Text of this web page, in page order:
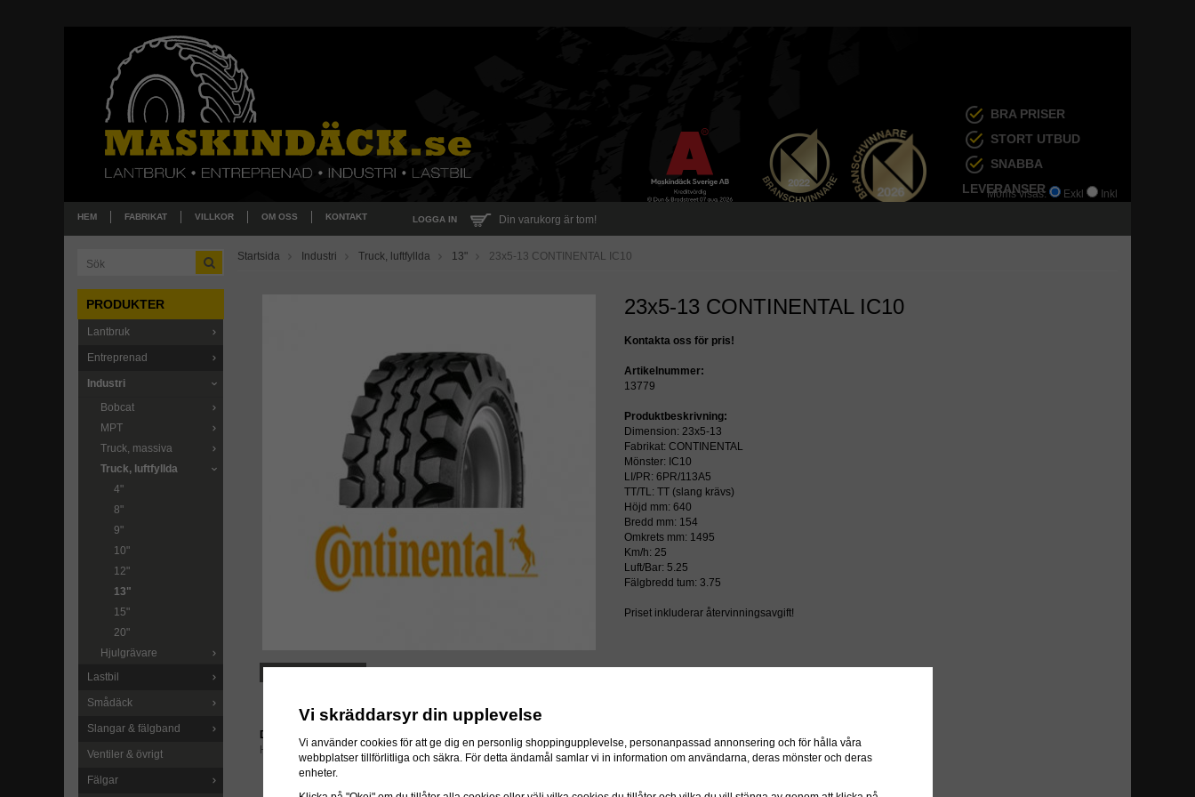
BRA PRISER
STORT UTBUD
SNABBA
LEVERANSER
Moms visas: Exkl Inkl
HEM FABRIKAT VILLKOR OM OSS KONTAKT LOGGA IN Din varukorg är tom!
PRODUKTER
Lantbruk
Entreprenad
Industri
Bobcat
MPT
Truck, massiva
Truck, luftfyllda
4"
8"
9"
10"
12"
13"
15"
20"
Hjulgrävare
Lastbil
Smådäck
Slangar & fälgband
Ventiler & övrigt
Fälgar
Startsida Industri Truck, luftfyllda 13" 23x5-13 CONTINENTAL IC10
Direktlänk:
Högerklicka och kopiera adressen
23x5-13 CONTINENTAL IC10
Kontakta oss för pris!
Artikelnummer:
13779
Produktbeskrivning:
Dimension: 23x5-13
Fabrikat: CONTINENTAL
Mönster: IC10
LI/PR: 6PR/113A5
TT/TL: TT (slang krävs)
Höjd mm: 640
Bredd mm: 154
Omkrets mm: 1495
Km/h: 25
Luft/Bar: 5.25
Fälgbredd tum: 3.75
Priset inkluderar återvinningsavgift!
Vi skräddarsyr din upplevelse
Vi använder cookies för att ge dig en personlig shoppingupplevelse, personanpassad annonsering och för hålla våra
webbplatser tillförlitliga och säkra. För detta ändamål samlar vi in information om användarna, deras mönster och deras
enheter.